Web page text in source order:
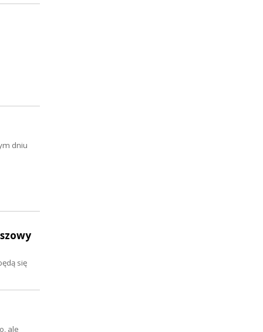
dniu
się
ale